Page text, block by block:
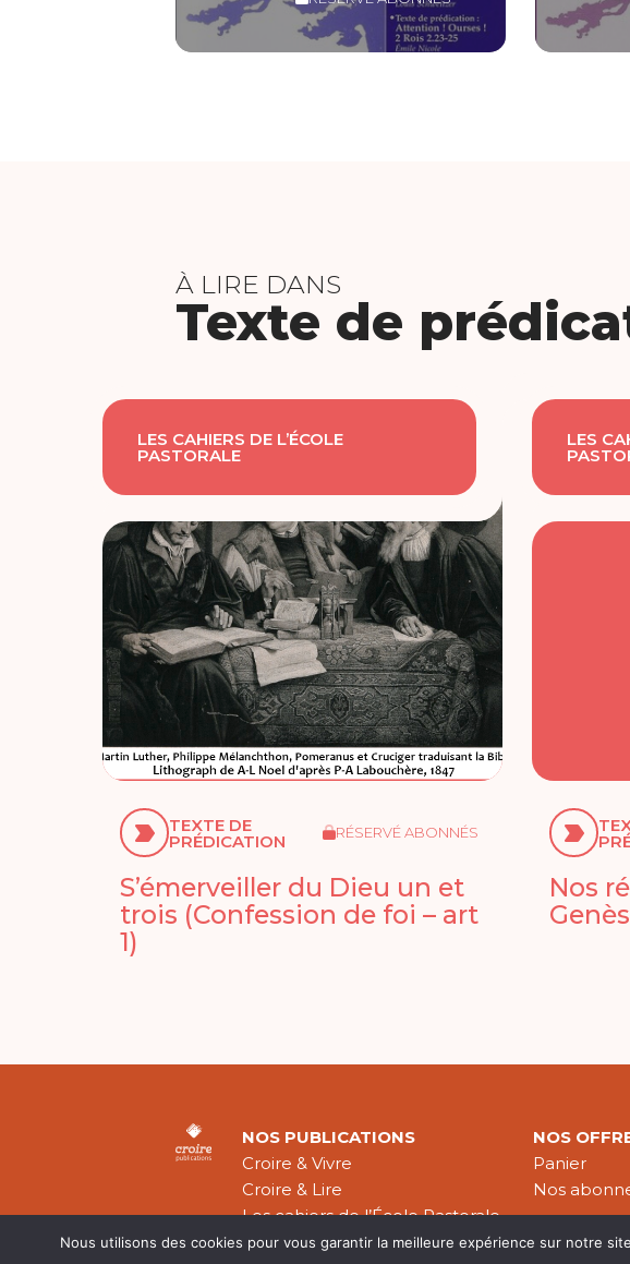
À LIRE DANS
Texte de
LES CAHIERS DE L’ÉCOLE
PASTORALE
TEXTE DE
PRÉDICATION RÉSERVÉ ABONNÉS
S’émerveiller du Dieu un et
trois (Confession de foi – art
1)
LES
Nos
NOS PUBLICATIONS
Croire & Vivre
Croire & Lire
Les cahiers de l’École Pastorale
Théologie Évangélique
NOS
Panier
Nos
Nous utilisons des cookies pour vous garantir la meilleure expérience sur notre